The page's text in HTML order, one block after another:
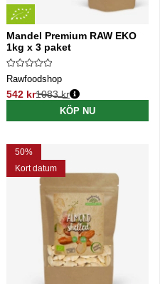
Mandel Premium RAW EKO
1kg x 3 paket
Rawfoodshop
542 kr
Ordinarie pris:
1083 kr
KÖP NU
50%
Kort datum